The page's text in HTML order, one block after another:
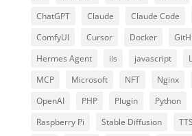
ChatGPT
Claude Claude Code
ComfyUI
Cursor Docker
Hermes Agent
iis javascript
MCP
Microsoft NFT Nginx
OpenAI
PHP Plugin Python
Raspberry Pi
Stable Diffusion TTS